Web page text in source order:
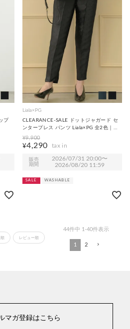
プ
Liala×PG
CLEARANCE-SALE ドットジャガード セ
ンタープレス パンツ Liala×PG 全2色｜
lpg731-2006【1】
¥9,900
¥4,290
販売
期間
2026/07/31 20:00〜
2026/08/20 11:59
SALE WASHABLE
レビュー順
44件中 1 -40件表示
1 2
マガ登録はこちら